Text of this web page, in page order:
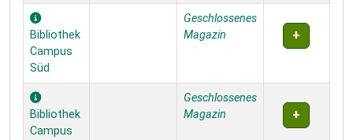
Bibliothek
Campus
Süd
Geschlossenes
Magazin
Bibliothek
Campus
Geschlossenes
Magazin